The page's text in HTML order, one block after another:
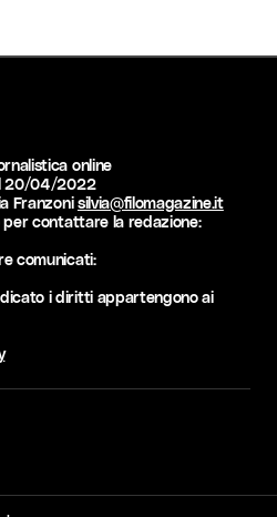
online
20/04/2022
Franzonisilvia@filomagazine.it
per contattare la redazione:
comunicati:
i diritti appartengono ai